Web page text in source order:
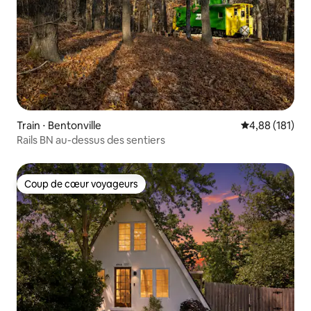
Train ⋅ Bentonville Évaluation
4,88 (181)
Rails BN au-dessus des sentiers
Coup de cœur voyageurs
Coup de cœur voyageurs